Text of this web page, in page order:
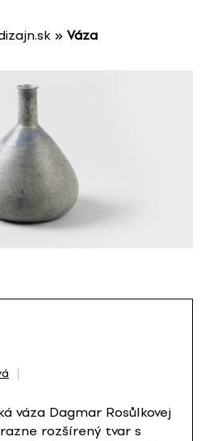
» Váza
váza Dagmar Rosůlkovej
rozšírený tvar s